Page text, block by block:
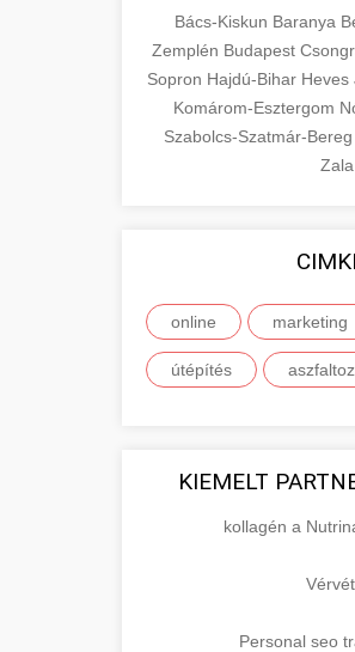
Bács-Kiskun Baranya
Zemplén Budapest
Sopron Hajdú-Bihar Heves
Komárom-Esztergom
Szabolcs-Szatmár-Bereg
Zala
online marketing
útépítés
KIEMELT
kollagén a
Personal seo